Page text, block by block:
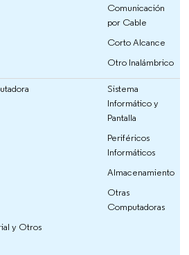
Comunicación
por Cable
Corto Alcance
Otro Inalámbrico
Sistema
Informático y
Pantalla
Periféricos
Informáticos
Almacenamiento
Otras
Computadoras
y Otros